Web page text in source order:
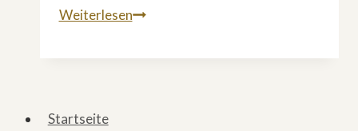
Weiterlesen»Precht«
ZDF:
Startseite